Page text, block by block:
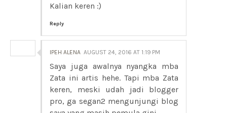
Kalian keren :)
Reply
IPEH ALENA AUGUST 24, 2016 AT 1:19 PM
Saya juga awalnya nyangka mba
Zata ini artis hehe. Tapi mba Zata
keren, meski udah jadi blogger
pro, ga segan2 mengunjungi blog